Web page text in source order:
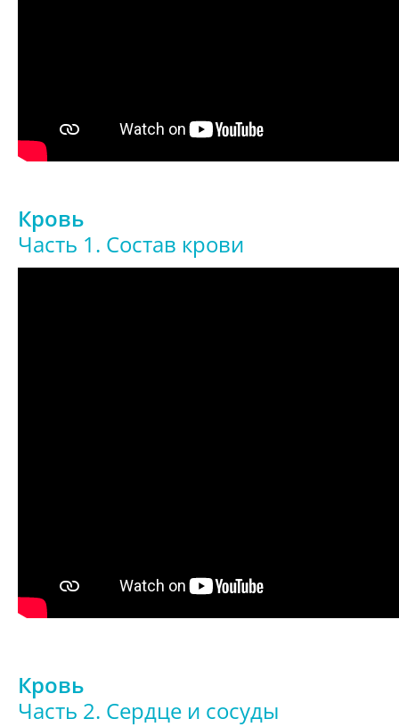
Кровь
Часть 1. Состав крови
Кровь
Часть 2. Сердце и сосуды